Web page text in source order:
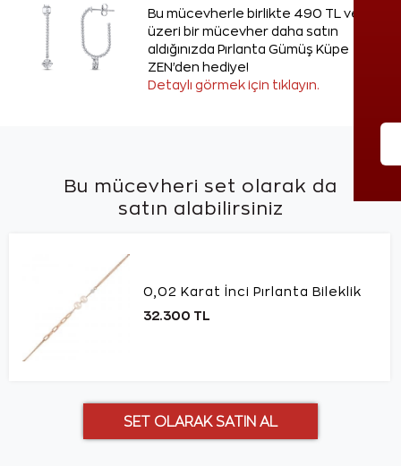
Bu mücevherle birlikte 490 TL ve
üzeri bir mücevher daha satın
aldığınızda Pırlanta Gümüş Küpe
ZEN'den hediye!
Detaylı görmek için tıklayın.
Bu mücevheri set olarak da
satın alabilirsiniz
0,02 Karat İnci Pırlanta Bileklik
32.300 TL